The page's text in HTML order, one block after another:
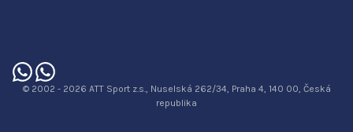
© 2002 - 2026 ATT Sport z.s., Nuselská 262/34, Praha 4, 140 00, Česká
republika